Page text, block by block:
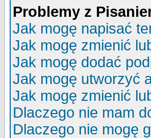
Problemy z
Jak mogę napisać
Jak mogę zmienić
Jak mogę dodać
Jak mogę utworzyć
Jak mogę zmienić
Dlaczego nie mam
Dlaczego nie mogę